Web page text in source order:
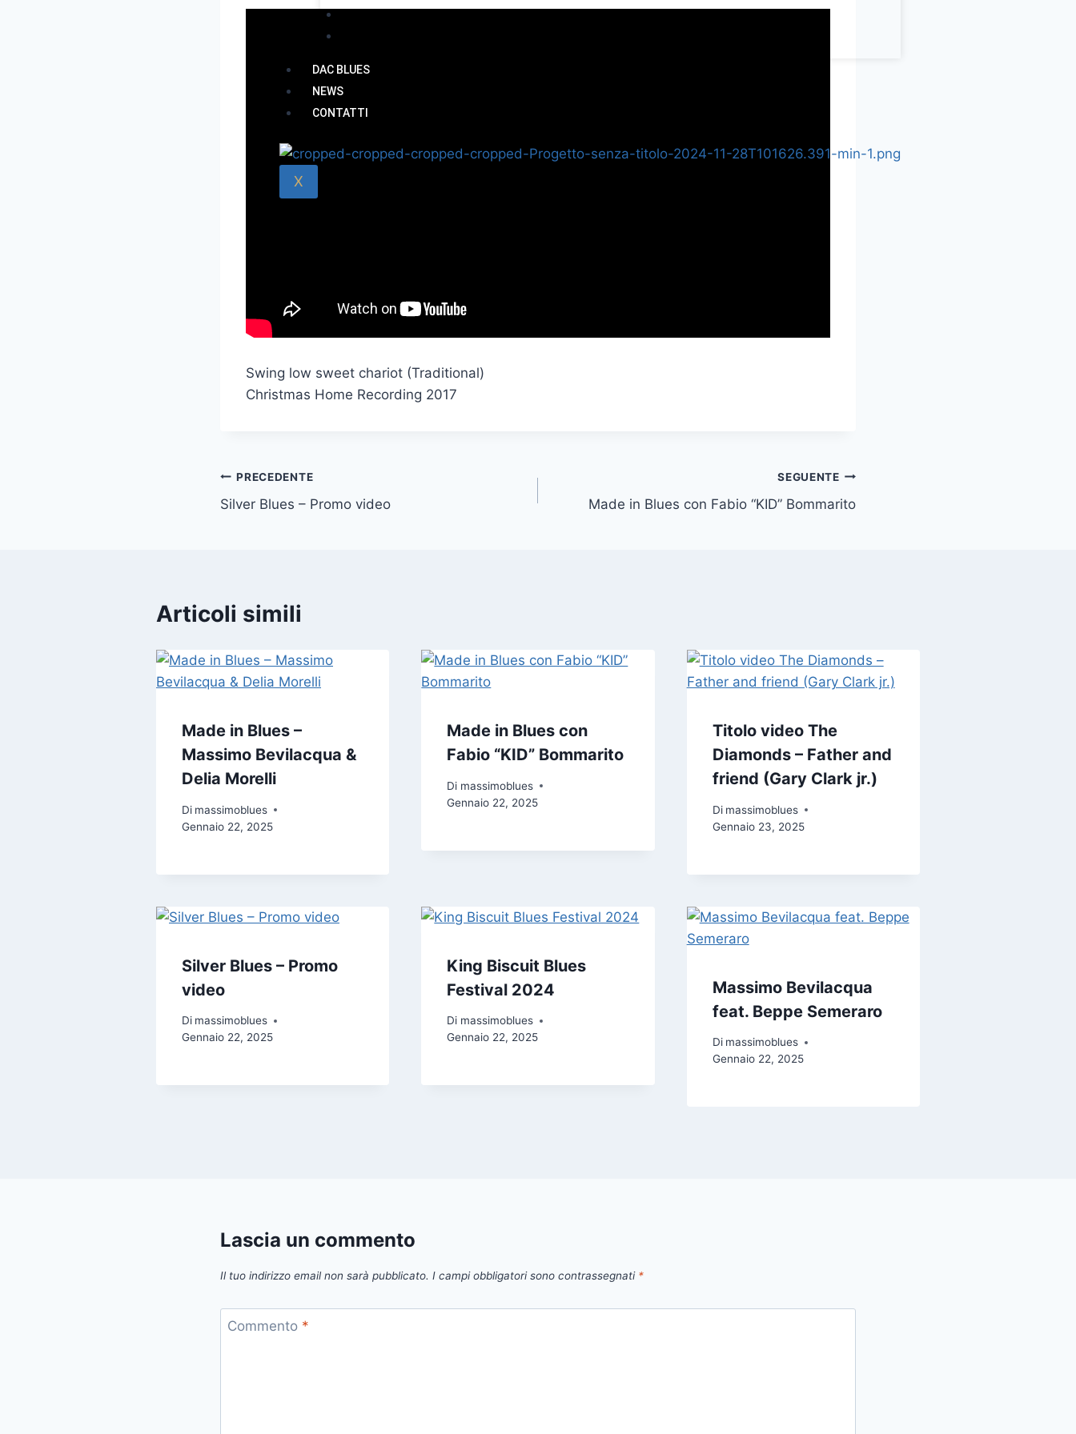
DAC BLUES
NEWS
CONTATTI
X
Swing low sweet chariot (Traditional)
Christmas Home Recording 2017
PRECEDENTE
Silver Blues – Promo video
SEGUENTE
Made in Blues con Fabio “KID” Bommarito
Articoli simili
Made in Blues –
Massimo Bevilacqua &
Delia Morelli
Di massimoblues
Gennaio 22, 2025
Made in Blues con
Fabio “KID” Bommarito
Di massimoblues
Gennaio 22, 2025
Titolo video The
Diamonds – Father and
friend (Gary Clark jr.)
Di massimoblues
Gennaio 23, 2025
Silver Blues – Promo
video
Di massimoblues
Gennaio 22, 2025
King Biscuit Blues
Festival 2024
Di massimoblues
Gennaio 22, 2025
Massimo Bevilacqua
feat. Beppe Semeraro
Di massimoblues
Gennaio 22, 2025
Lascia un commento
Il tuo indirizzo email non sarà pubblicato. I campi obbligatori sono contrassegnati *
Commento *